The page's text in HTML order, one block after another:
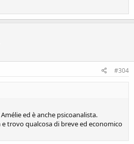
#304
ed è anche psicoanalista.
trovo qualcosa di breve ed economico